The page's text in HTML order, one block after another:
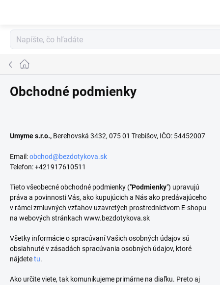
Domov
Obchodné podmienky
Umyme s.r.o., Berehovská 3432, 075 01 Trebišov, IČO: 54452007
Email:obchod@bezdotykova.sk
Telefon: +421917610511
Tieto všeobecné obchodné podmienky ("Podmienky") upravujú
práva a povinnosti Vás, ako kupujúcich a Nás ako predávajúceho
v rámci zmluvných vzťahov uzavretých prostredníctvom E-shopu
na webových stránkach www.bezdotykova.sk
Všetky informácie o spracúvaní Vašich osobných údajov sú
obsiahnuté v zásadách spracúvania osobných údajov, ktoré
nájdetetu.
Ako určite viete, tak komunikujeme primárne na diaľku. Preto aj